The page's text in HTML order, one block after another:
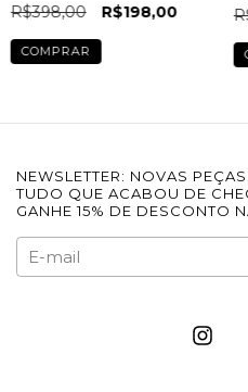
R$398,00 R$198,00
COMPRAR
NEWSLETTER: NOVAS
TUDO QUE ACABOU DE
GANHE 15% DE DESCONTO